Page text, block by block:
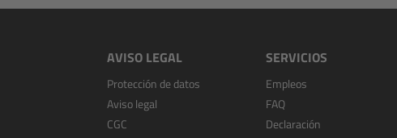
AVISO LEGAL
Protección de datos
Aviso legal
CGC
SERVICIOS
Empleos
FAQ
Declaración